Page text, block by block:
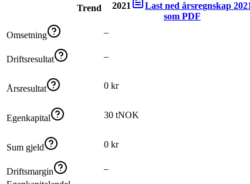
Trend 2021 Last ned årsregnskap
som PDF
Omsetning –
Driftsresultat –
Årsresultat 0 kr
Egenkapital 30 tNOK
Sum gjeld 0 kr
Driftsmargin
–